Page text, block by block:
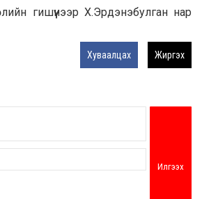
гишүүнээр Х.Эрдэнэбулган нар
Хуваалцах Жиргэх
Илгээх